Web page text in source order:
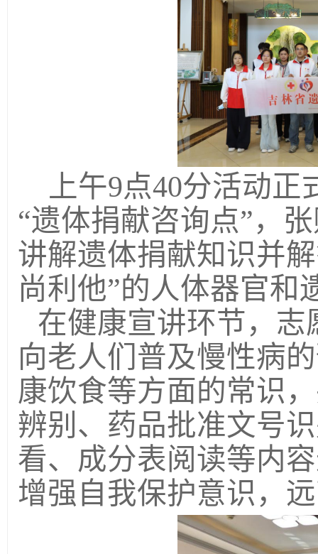
上午9点40分活动正
“遗体捐献咨询点”，
讲解遗体捐献知识并
尚利他”的人体器官和
在健康宣讲环节，
向老人们普及慢性病
康饮食等方面的常识
辨别、 药品批准文号
看、成分表阅读等内
增强自我保护意识，